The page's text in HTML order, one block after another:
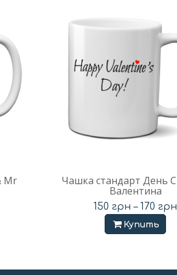
Mr Чашка стандарт День
Валентина
150 грн – 170 грн
Купить